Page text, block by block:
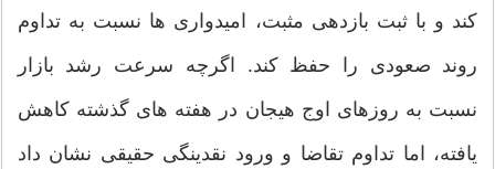
کند و با ثبت بازدهی مثبت، امیدواری ها نسبت به تداوم
روند صعودی را حفظ کند. اگرچه سرعت رشد بازار
نسبت به روزهای اوج هیجان در هفته های گذشته کاهش
یافته، اما تداوم تقاضا و ورود نقدینگی حقیقی نشان داد